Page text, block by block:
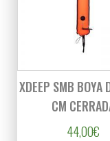
XDEEP SMB BOYA
CM
44,00€